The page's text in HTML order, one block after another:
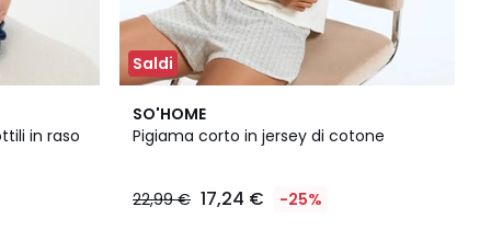
in raso
Saldi
SO'HOME
Pigiama corto in jersey di cotone
22,99 € 17,24 € -25%
1
/
2
Colori